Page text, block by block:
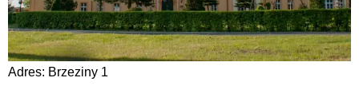
Adres: Brzeziny 1